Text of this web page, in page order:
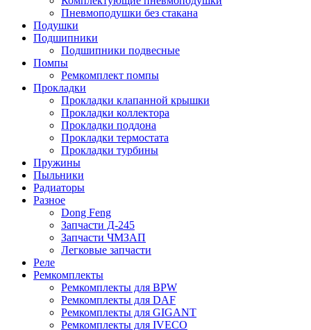
Пневмоподушки без стакана
Подушки
Подшипники
Подшипники подвесные
Помпы
Ремкомплект помпы
Прокладки
Прокладки клапанной крышки
Прокладки коллектора
Прокладки поддона
Прокладки термостата
Прокладки турбины
Пружины
Пыльники
Радиаторы
Разное
Dong Feng
Запчасти Д-245
Запчасти ЧМЗАП
Легковые запчасти
Реле
Ремкомплекты
Ремкомплекты для BPW
Ремкомплекты для DAF
Ремкомплекты для GIGANT
Ремкомплекты для IVECO